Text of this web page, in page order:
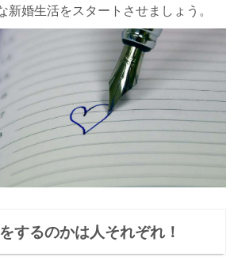
新婚生活をスタートさせましょう。
するのかは人それぞれ！